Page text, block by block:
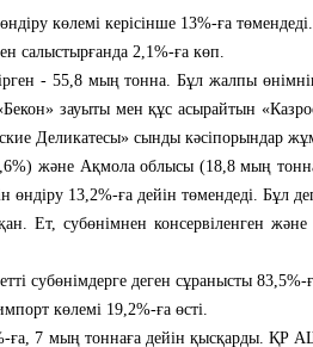
көлемі керісінше 13%-ға
салыстырғанда 2,1%-ға көп.
- 55,8 мың тонна. Бұл жалпы
зауыты мен құс асырайтын
Деликатесы» сынды кәсіпорындар
және Ақмола облысы (18,8 мың
13,2%-ға дейін төмендеді. Бұл
Ет, субөнімнен консервіленген
субөнімдерге деген сұранысты
көлемі 19,2%-ға өсті.
ға, 7 мың тоннаға дейін қысқарды. ҚР